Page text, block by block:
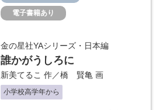
電子書籍あり
金の星社YAシリーズ・日本編
誰かがうしろに
新美てるこ 作／橋 賢亀 画
小学校高学年から